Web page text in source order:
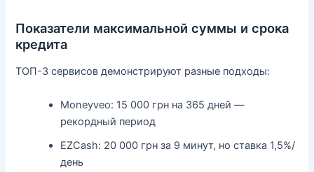
Показатели максимальной суммы и срока
кредита
ТОП-3 сервисов демонстрируют разные подходы:
Moneyveo: 15 000 грн на 365 дней —
рекордный период
EZCash: 20 000 грн за 9 минут, но ставка 1,5%/
день